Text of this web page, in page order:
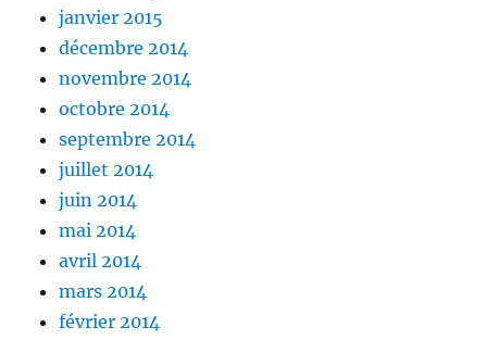
janvier 2015
décembre 2014
novembre 2014
octobre 2014
septembre 2014
juillet 2014
juin 2014
mai 2014
avril 2014
mars 2014
février 2014